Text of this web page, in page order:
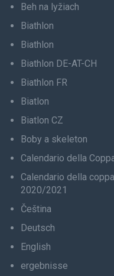
Beh na lyžiach
Biathlon
Biathlon
Biathlon DE-AT-CH
Biathlon FR
Biatlon
Biatlon CZ
Boby a skeleton
Calendario della
Calendario della
2020/2021
Čeština
Deutsch
English
ergebnisse